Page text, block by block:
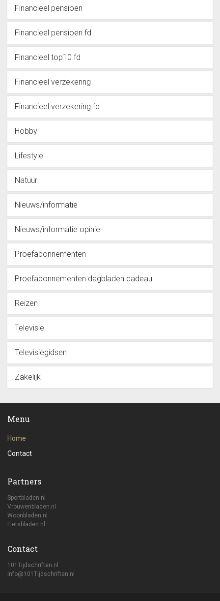
Financieel pensioen
Financieel pensioen fd
Financieel top10 fd
Financieel verzekering
Financieel verzekering fd
Hobby
Lifestyle
Natuur
Nieuws/informatie
Nieuws/informatie opinie
Proefabonnementen
Proefabonnementen dagbladen cadeau
Reizen
Televisie
Televisiegidsen
Zakelijk
Menu
Home
Contact
Partners
Sportbladen.nl
Vrouwenbladen.nl
Woonbladen.nl
Fietsbladen.nl
Contact
101Tijdschriften.nl
info@101Tijdschriften.nl